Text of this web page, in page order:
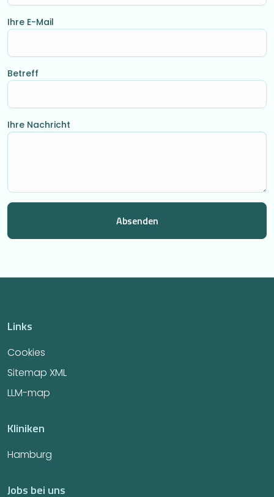
Ihre E-Mail
Betreff
Ihre Nachricht
Links
Cookies
Sitemap XML
LLM-map
Kliniken
Hamburg
Jobs bei uns